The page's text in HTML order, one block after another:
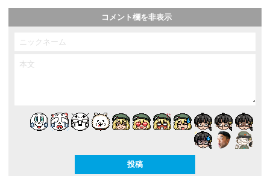
コメント欄を非表示